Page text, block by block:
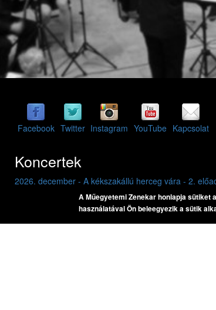
Facebook Twitter Instagram YouTube Kapcsolat
Koncertek
2026. december - A kékszakállú herceg vára - 2.
2026. május 16. szombat 20:00
BME K épület, aula
Bartók Béla: A kékszakállú herceg vára
A Műegyetemi Zenekar honlapja sütiket
használatával Ön beleegyezik a sütik